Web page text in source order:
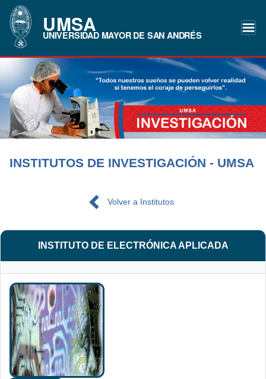
UMSA
UNIVERSIDAD MAYOR DE SAN ANDRÉS
INSTITUTOS DE INVESTIGACIÓN - UMSA
Volver a Institutos
INSTITUTO DE ELECTRÓNICA APLICADA